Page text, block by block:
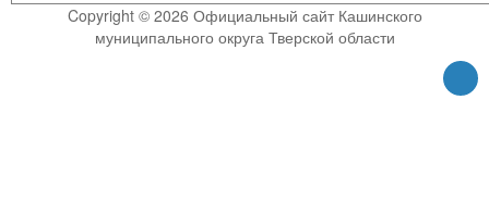
Copyright © 2026 Официальный сайт Кашинского
муниципального округа Тверской области